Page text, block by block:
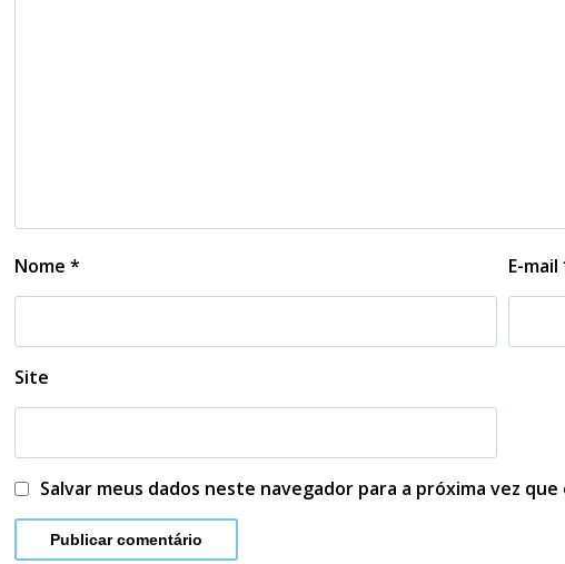
Nome * E-mail
Site
Salvar meus dados neste navegador para a próxima vez